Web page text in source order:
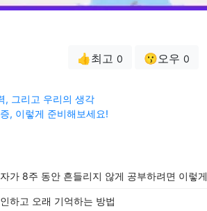
👍최고 0 😗오우 0
, 그리고 우리의 생각
, 이렇게 준비해보세요!
가 8주 동안 흔들리지 않게 공부하려면 이렇게
하고 오래 기억하는 방법